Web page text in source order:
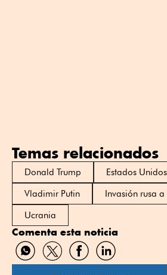
Temas relacionados
Donald Trump Estados Unidos
Vladimir Putin
Invasión rusa
Ucrania
Comenta esta noticia
Compartir
por
Compartir
por
Compartir
por
Compartir
por